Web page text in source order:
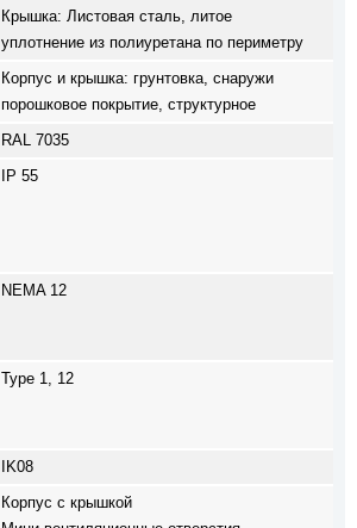
Крышка: Листовая сталь, литое
уплотнение из полиуретана по периметру
Корпус и крышка: грунтовка, снаружи
порошковое покрытие, структурное
RAL 7035
IP 55
NEMA 12
Type 1, 12
IK08
Корпус с крышкой